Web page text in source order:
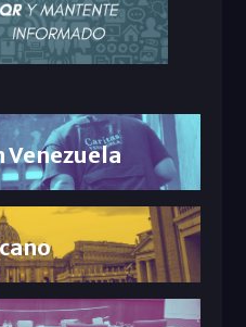
Venezuela